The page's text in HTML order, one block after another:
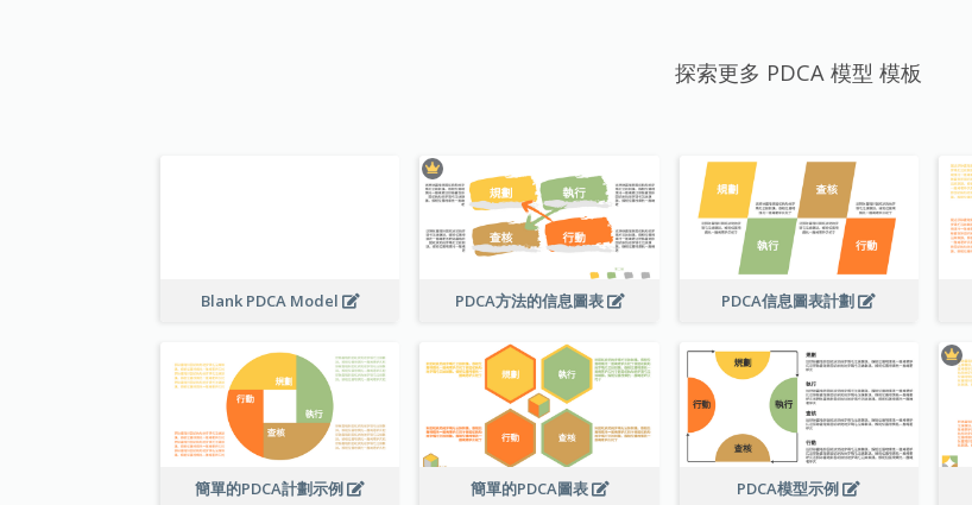
探索更多 PDCA 模型 模板
Blank PDCA Model PDCA方法的信息圖表 PDCA信息圖表計劃
簡單的PDCA計劃示例 簡單的PDCA圖表 PDCA模型示例